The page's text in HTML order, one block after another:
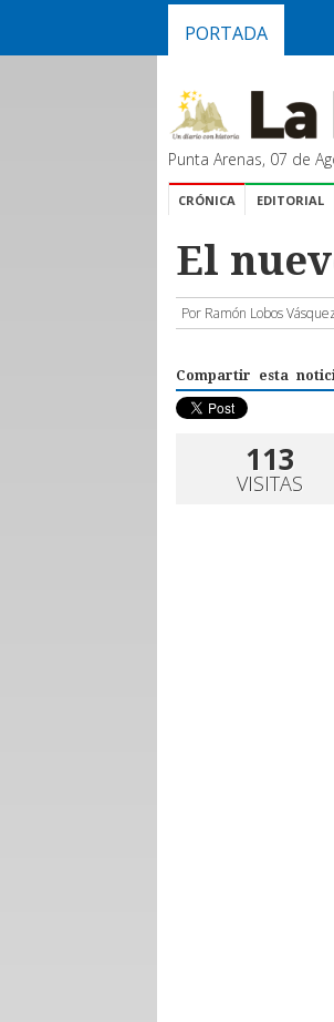
PORTADA
Punta Arenas, 07 de
CRÓNICA EDITORIAL
El
Por Ramón Lobos
Compartir esta
113
VISITAS